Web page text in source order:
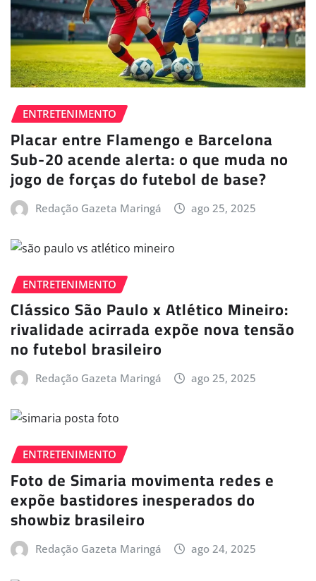
ENTRETENIMENTO
Placar entre Flamengo e Barcelona
Sub-20 acende alerta: o que muda no
jogo de forças do futebol de base?
Redação Gazeta Maringá ago 25, 2025
ENTRETENIMENTO
Clássico São Paulo x Atlético Mineiro:
rivalidade acirrada expõe nova tensão
no futebol brasileiro
Redação Gazeta Maringá ago 25, 2025
ENTRETENIMENTO
Foto de Simaria movimenta redes e
expõe bastidores inesperados do
showbiz brasileiro
Redação Gazeta Maringá ago 24, 2025